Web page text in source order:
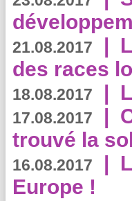
21.08.2017 |
des races
18.08.2017 |
17.08.2017 |
trouvé la
16.08.2017 |
Europe !